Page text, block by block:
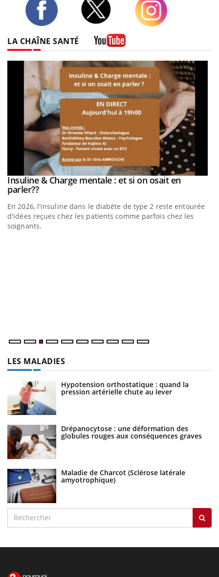
LA CHAÎNE SANTÉ
Youtube
Insuline & Charge mentale : et si on osait en
parler??Youtube
En 2026, l'insuline dans le diabète de type 2 reste entourée
d'idées reçues chez les patients comme parfois chez les
soignants.
LES MALADIES
Hypotension orthostatique : quand la
pression artérielle chute au lever
Drépanocytose : une déformation des
globules rouges aux conséquences graves
Maladie de Charcot (Sclérose latérale
amyotrophique)